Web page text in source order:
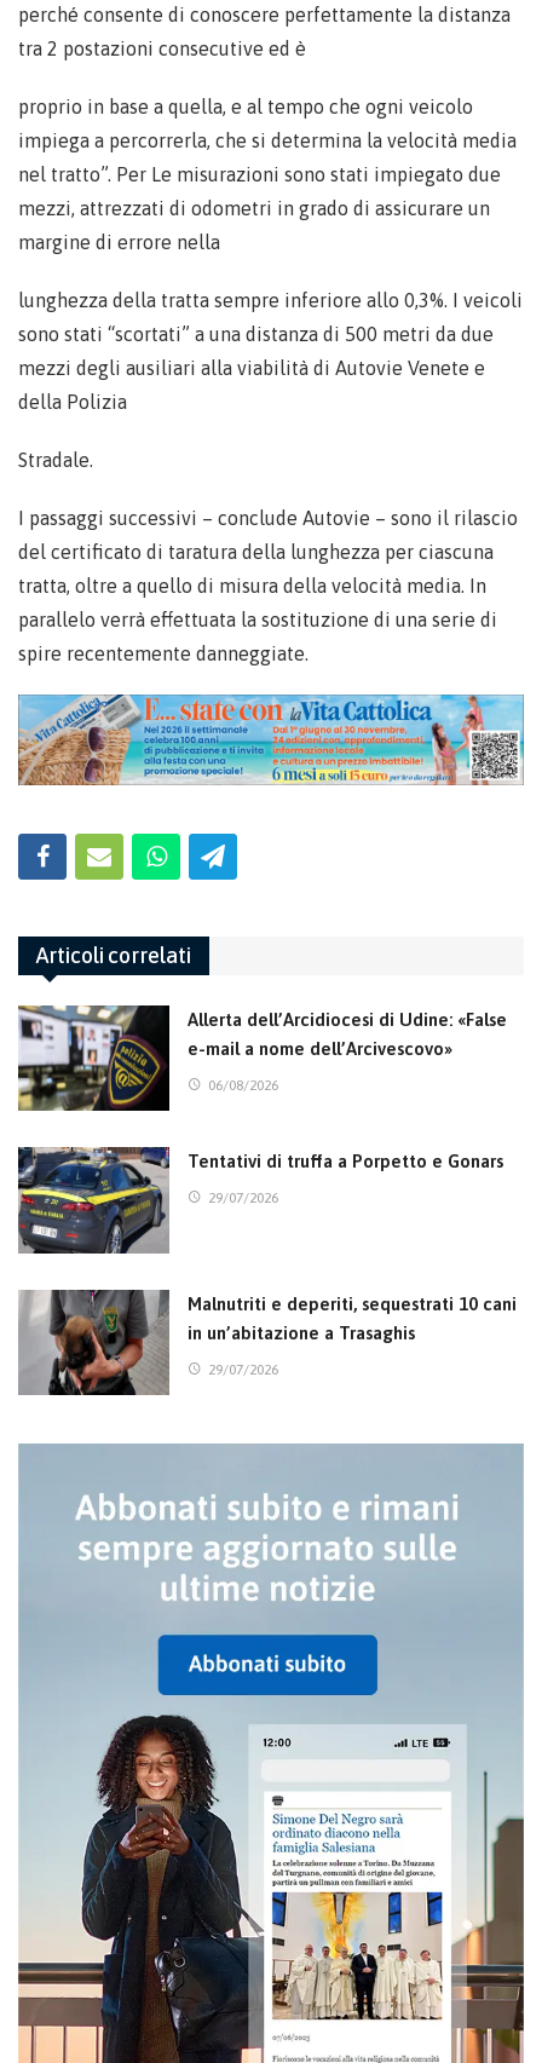
perché consente di conoscere perfettamente la distanza
tra 2 postazioni consecutive ed è
proprio in base a quella, e al tempo che ogni veicolo
impiega a percorrerla, che si determina la velocità media
nel tratto”. Per Le misurazioni sono stati impiegato due
mezzi, attrezzati di odometri in grado di assicurare un
margine di errore nella
lunghezza della tratta sempre inferiore allo 0,3%. I veicoli
sono stati “scortati” a una distanza di 500 metri da due
mezzi degli ausiliari alla viabilità di Autovie Venete e
della Polizia
Stradale.
I passaggi successivi – conclude Autovie – sono il rilascio
del certificato di taratura della lunghezza per ciascuna
tratta, oltre a quello di misura della velocità media. In
parallelo verrà effettuata la sostituzione di una serie di
spire recentemente danneggiate.
Articoli correlati
Allerta dell’Arcidiocesi di Udine: «False
e-mail a nome dell’Arcivescovo»
06/08/2026
Tentativi di truffa a Porpetto e Gonars
29/07/2026
Malnutriti e deperiti, sequestrati 10 cani
in un’abitazione a Trasaghis
29/07/2026